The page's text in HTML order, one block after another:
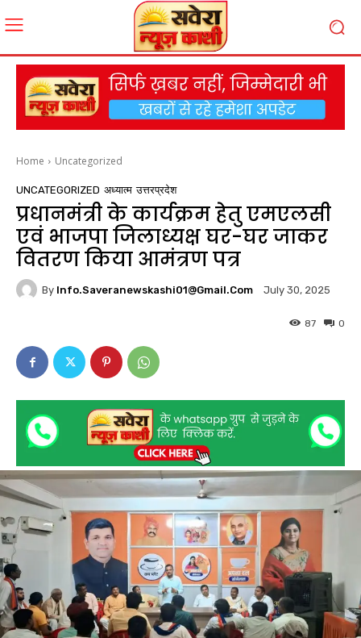
Home Uncategorized
UNCATEGORIZED अध्यात्म उत्तरप्रदेश
प्रधानमंत्री के कार्यक्रम हेतु एमएलसी
एवं भाजपा जिलाध्यक्ष घर-घर जाकर
वितरण किया आमंत्रण पत्र
By Info.saveranewskashi01@gmail.com July 30, 2025
0
87